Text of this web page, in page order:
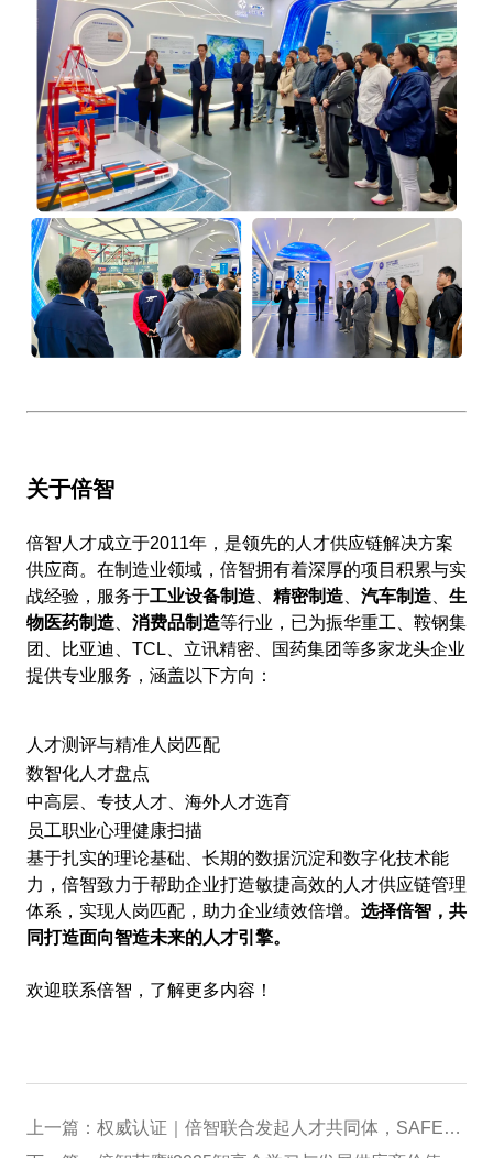
关于倍智
倍智人才成立于2011年，是领先的人才供应链解决方案
供应商。在制造业领域，倍智拥有着深厚的项目积累与实
战经验，服务于工业设备制造、 精密制造、 汽车制造、 生
物医药制造、 消费品制造等行业，已为振华重工、鞍钢集
团、比亚迪、TCL、立讯精密、国药集团等多家龙头企业
提供专业服务，涵盖以下方向：
人才测评与精准人岗匹配
数智化人才盘点
中高层、专技人才、海外人才选育
员工职业心理健康扫描
基于扎实的理论基础、长期的数据沉淀和数字化技术能
力，倍智致力于帮助企业打造敏捷高效的人才供应链管理
体系，实现人岗匹配，助力企业绩效倍增。 选择倍智，共
同打造面向智造未来的人才引擎。
欢迎联系倍智，了解更多内容！
上一篇： 权威认证｜倍智联合发起人才共同体，SAFE心理体检解决方案入选十大案例！